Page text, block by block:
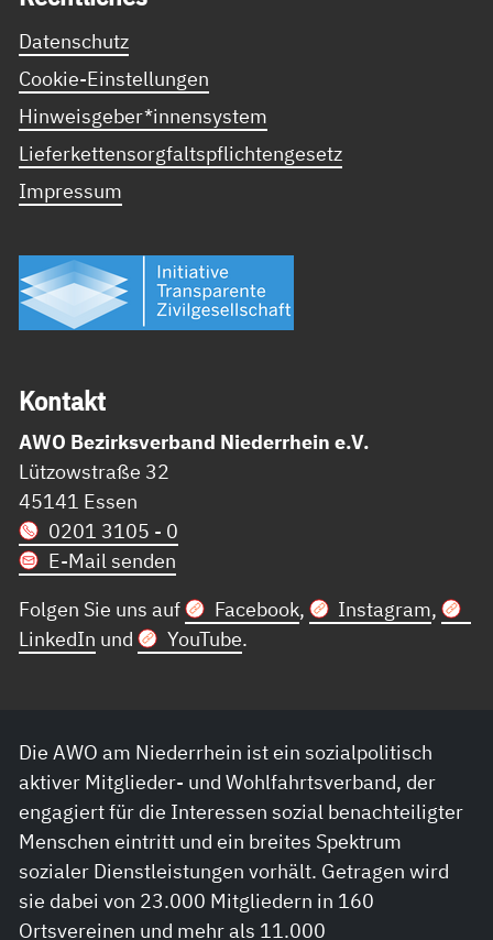
Datenschutz
Cookie-Einstellungen
Hinweisgeber*innensystem
Lieferkettensorgfaltspflichtengesetz
Impressum
Kon­takt
AWO Bezirksverband Niederrhein e.V.
Lützowstraße 32
45141 Essen
0201 3105 - 0
E-Mail senden
Folgen Sie uns auf
Facebook, Instagram,
LinkedIn und YouTube.
Die AWO am Niederrhein ist ein sozialpolitisch
aktiver Mitglieder- und Wohlfahrtsverband, der
engagiert für die Interessen sozial benachteiligter
Menschen eintritt und ein breites Spektrum
sozialer Dienstleistungen vorhält. Getragen wird
sie dabei von 23.000 Mitgliedern in 160
Ortsvereinen und mehr als 11.000